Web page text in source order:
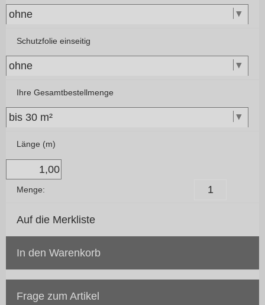
Schutzfolie einseitig
Ihre Gesamtbestellmenge
Länge (m)
Menge:
Auf die Merkliste
In den Warenkorb
Frage zum Artikel